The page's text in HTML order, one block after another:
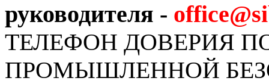
руководителя -
ТЕЛЕФОН ДОВЕРИЯ
ПРОМЫШЛЕННОЙ